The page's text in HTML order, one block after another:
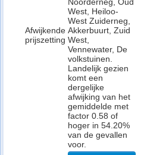
Afwijkende
prijszetting
West, Heiloo-
West Zuiderneg,
Akkerbuurt, Zuid
West,
Vennewater, De
volkstuinen.
Landelijk gezien
komt een
dergelijke
afwijking van het
gemiddelde met
factor 0.58 of
hoger in 54.20%
van de gevallen
voor.